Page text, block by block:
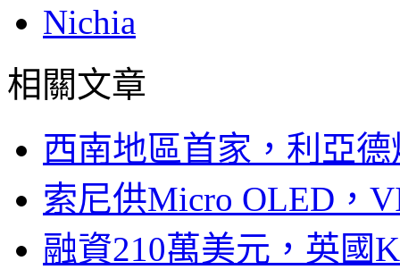
Nichia
相關文章
西南地區首家，利亞
索尼供Micro OLED，
融資210萬美元，英國